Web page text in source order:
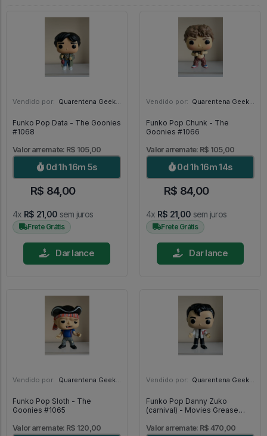
Vendido por: Quarentena Geek Store - SP
Funko Pop Data - The Goonies
#1068
Valor arremate: R$ 105,00
0d 1h 16m 3s
R$ 84,00
4x R$ 21,00 sem juros
Frete Grátis
Dar lance
Vendido por: Quarentena Geek Store - SP
Funko Pop Chunk - The
Goonies #1066
Valor arremate: R$ 105,00
0d 1h 16m 12s
R$ 84,00
4x R$ 21,00 sem juros
Frete Grátis
Dar lance
Vendido por: Quarentena Geek Store - SP
Funko Pop Sloth - The
Goonies #1065
Valor arremate: R$ 120,00
Vendido por: Quarentena Geek Store - SP
Funko Pop Danny Zuko
(carnival) - Movies Grease
Valor arremate: R$ 470,00